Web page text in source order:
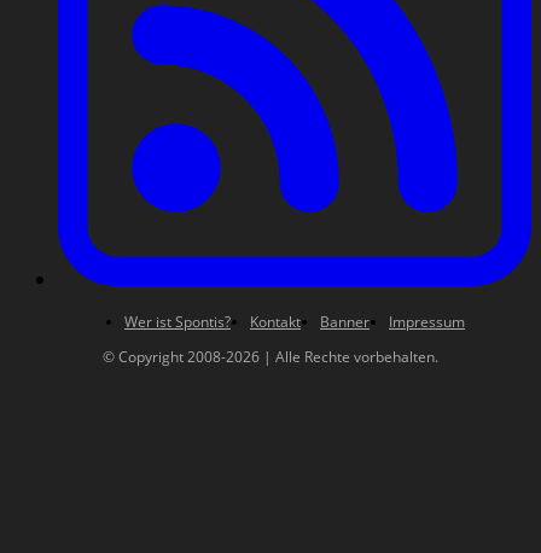
Wer ist Spontis? Kontakt Banner
Impressum
© Copyright 2008-2026 | Alle Rechte vorbehalten.